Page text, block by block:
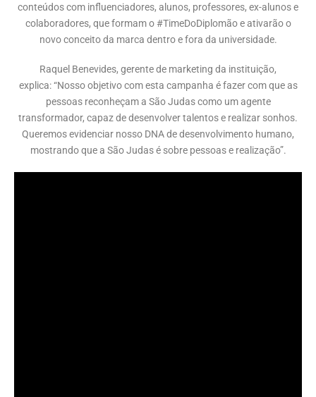
conteúdos com influenciadores, alunos, professores, ex-alunos e
colaboradores, que formam o #TimeDoDiplomão e ativarão o
novo conceito da marca dentro e fora da universidade.
Raquel Benevides, gerente de marketing da instituição,
explica: “Nosso objetivo com esta campanha é fazer com que as
pessoas reconheçam a São Judas como um agente
transformador, capaz de desenvolver talentos e realizar sonhos.
Queremos evidenciar nosso DNA de desenvolvimento humano,
mostrando que a São Judas é sobre pessoas e realização”.